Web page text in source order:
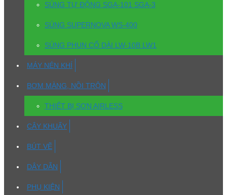
SÚNG TỰ ĐỘNG SGA-101 SGA-3
SÚNG SUPERNOVA WS-400
SÚNG PHUN CỔ DÀI LW-10B LW1
MÁY NÉN KHÍ
BƠM MÀNG, NỒI TRỘN
THIẾT BỊ SƠN AIRLESS
CÂY KHUẤY
BÚT VẼ
DÂY DẪN
PHỤ KIỆN